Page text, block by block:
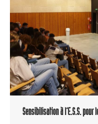
Sensibilisation à l’E.S.S. pour